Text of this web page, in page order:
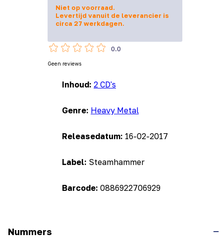
Inhoud: 2 CD's
Genre: Heavy Metal
Releasedatum: 16-02-2017
Label: Steamhammer
Barcode: 0886922706929
Niet op voorraad.
Levertijd vanuit de leverancier is
circa 27 werkdagen.
0.0
Geen reviews
Nummers